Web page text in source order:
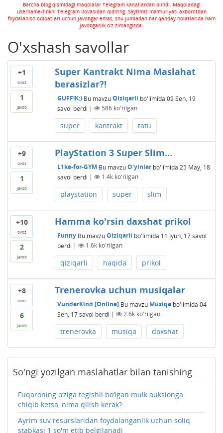
Barcha blog qismidagi maqolalar Telegram kanallardan olindi. Maqoladagi
username/linkni Telegram ilovasidan qidiring. Saytimiz ma'muriyati axborotdan
foydalanish oqibatlari uchun javobgar emas, shu jumladan har qanday holatlarida ham
javobgarlik o'z zimangizda.
O'xshash savollar
+1
ovoz
1
javob
Super Kantrakt Nima Maslahat
berasizlar?!
GUFF!K:) Bu mavzuQiziqarli bo'limida 09 Sen, 19
savol berdi | 586ko'rilgan
super kantrakt tatu
+9
ovoz
1
javob
PlayStation 3 Super Slim...
L1ke-for-GYM Bu mavzuO'yinlarbo'limida 25 May, 18
savol berdi | 1.4kko'rilgan
playstation super slim
+10
ovoz
2
javob
Hamma ko'rsin daxshat prikol
Funny Bu mavzuQiziqarli bo'limida 11 Iyun, 17 savol
berdi | 1.6kko'rilgan
qiziqarli haqida prikol
+8
ovoz
6
javob
Trenerovka uchun musiqalar
VunderKind [Online] Bu mavzu Musiqabo'limida 04
Sen, 17 savol berdi | 2.6kko'rilgan
trenerovka musiqa daxshat
So'ngi yozilgan maslahatlar bilan tanishing
Fuqaroning o‘ziga tegishli bo‘lgan mulk auksionga
chiqib ketsa, nima qilish kerak?
Ayrim suv resurslaridan foydalanganlik uchun soliq
stabkasi 1 so'm etib belgilanadi